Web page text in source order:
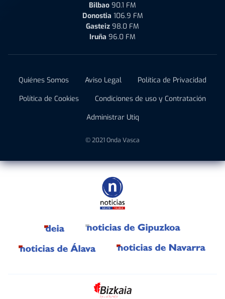
Bilbao 90.1 FM
Donostia 106.9 FM
Gasteiz 98.0 FM
Iruña 96.0 FM
Quiénes Somos Aviso Legal
Política de Privacidad
Política de Cookies
Condiciones de uso y Contratación
Administrar Utiq
© 2021 Onda Vasca